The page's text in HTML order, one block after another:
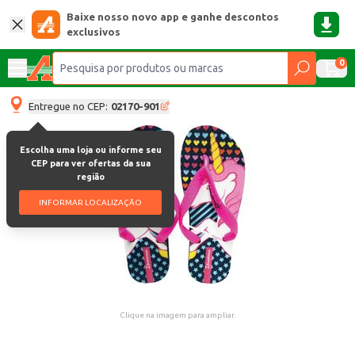
Baixe nosso novo app e ganhe descontos
exclusivos
0
Entregue no CEP: 02170-901
Escolha uma loja ou informe seu
CEP para ver ofertas da sua
região
INFORMAR LOCALIZAÇÃO
Clique na imagem para ampliar.